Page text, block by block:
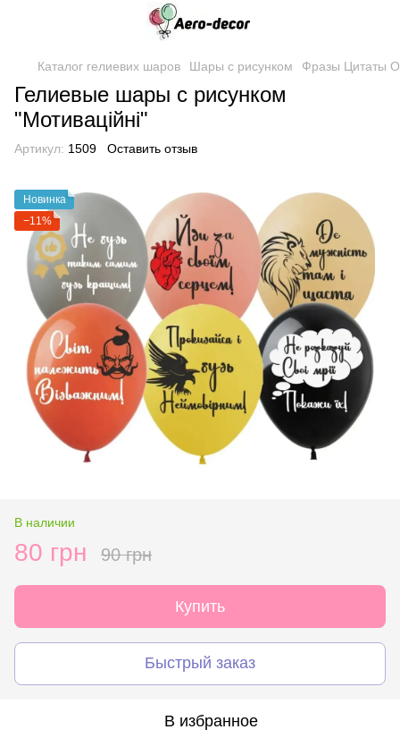
Каталог гелиевих шаров Шары с рисунком Фразы Цитаты
Гелиевые шары с рисунком
"Мотиваційні"
Артикул: 1509 Оставить отзыв
Новинка
−11%
В наличии
80 грн 90 грн
Купить
Быстрый заказ
В избранное